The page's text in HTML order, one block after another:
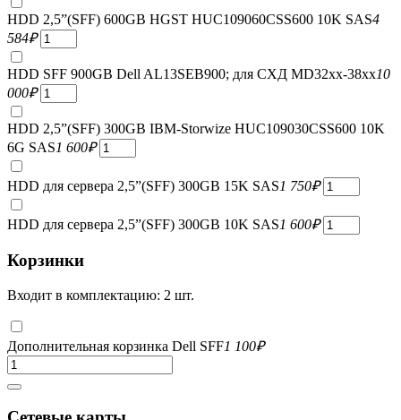
HDD 2,5”(SFF) 600GB HGST HUC109060CSS600 10K SAS4
584₽
HDD SFF 900GB Dell AL13SEB900; для СХД MD32xx-38xx10
000₽
HDD 2,5”(SFF) 300GB IBM-Storwize HUC109030CSS600 10K
6G SAS1 600₽
HDD для сервера 2,5”(SFF) 300GB 15K SAS1 750₽
HDD для сервера 2,5”(SFF) 300GB 10K SAS1 600₽
Корзинки
Входит в комплектацию: 2 шт.
Дополнительная корзинка Dell SFF1 100₽